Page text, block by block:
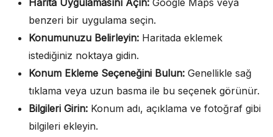
Harita Uygulamasını Açın: Google Maps veya
benzeri bir uygulama seçin.
Konumunuzu Belirleyin: Haritada eklemek
istediğiniz noktaya gidin.
Konum Ekleme Seçeneğini Bulun: Genellikle sağ
tıklama veya uzun basma ile bu seçenek görünür.
Bilgileri Girin: Konum adı, açıklama ve fotoğraf gibi
bilgileri ekleyin.